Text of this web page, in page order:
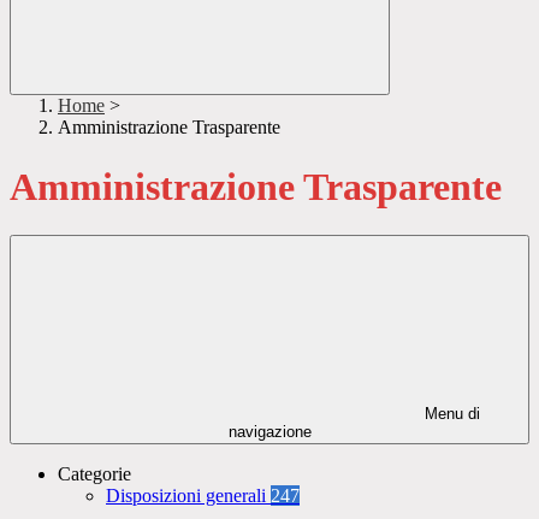
Home >
Amministrazione Trasparente
Amministrazione Trasparente
Menu di
navigazione
Categorie
Disposizioni generali 247